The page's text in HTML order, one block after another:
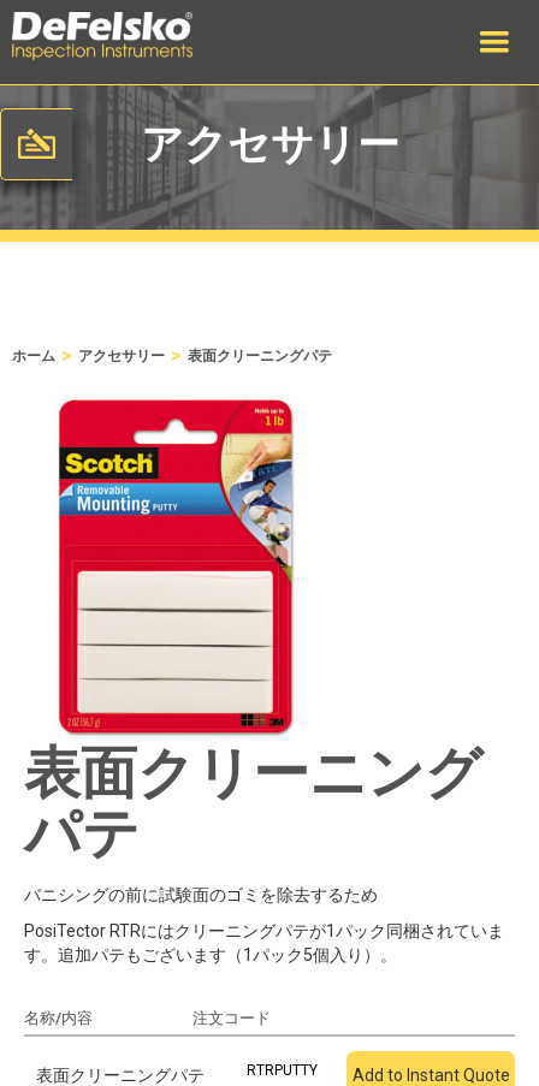
アクセサリー
ホーム > アクセサリー > 表面クリーニングパテ
表面クリーニング
パテ
バニシングの前に試験面のゴミを除去するため
PosiTector RTRにはクリーニングパテが1パック同梱されていま
す。追加パテもございます（1パック5個入り）。
名称/内容 注文コード
表面クリーニングパテ RTRPUTTY Add to Instant Quote